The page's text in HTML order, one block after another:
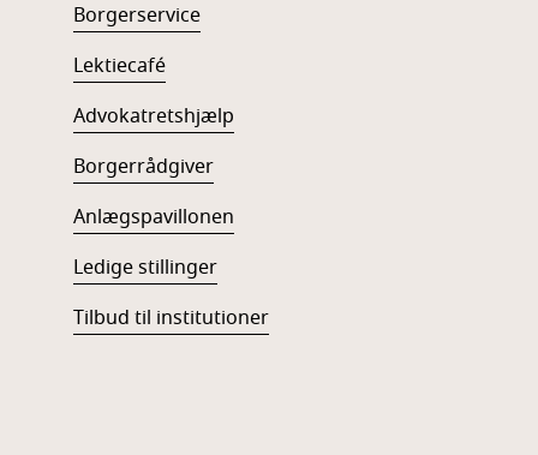
Borgerservice
Lektiecafé
Advokatretshjælp
Borgerrådgiver
Anlægspavillonen
Ledige stillinger
Tilbud til institutioner